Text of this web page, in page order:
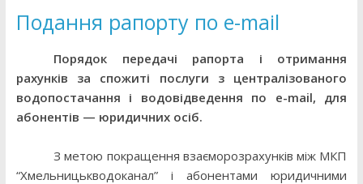
Подання рапорту по e-mail
Порядок передачі рапорта і отримання
рахунків за спожиті послуги з централізованого
водопостачання і водовідведення по e-mail, для
абонентів — юридичних осіб.
З метою покращення взаєморозрахунків між МКП
“Хмельницькводоканал” і абонентами юридичними